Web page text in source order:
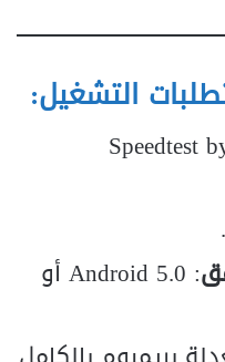
التشغيل:
: Speedtest
: Android 5.0 أو